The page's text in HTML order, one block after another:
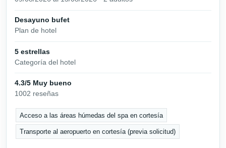
Desayuno bufet
Plan de hotel
5 estrellas
Categoría del hotel
4.3/5 Muy bueno
1002 reseñas
Acceso a las áreas húmedas del spa en cortesía
Transporte al aeropuerto en cortesía (previa solicitud)